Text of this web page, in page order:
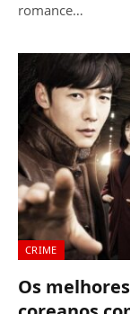
romance…
CRIME
Os